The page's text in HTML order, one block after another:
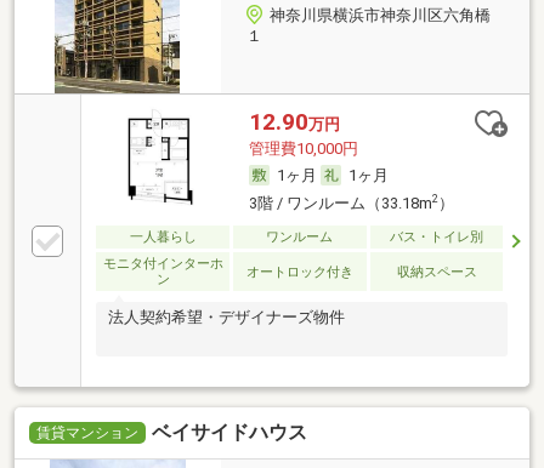
神奈川県横浜市神奈川区六角橋
１
12.90万円
管理費10,000円
1ヶ月
1ヶ月
3階 / ワンルーム（33.18m2）
一人暮らし ワンルーム
バス・トイレ別
モニタ付インターホ
ン
オートロック付き 収納スペース
法人契約希望・デザイナーズ物件
賃貸マンション ベイサイドハウス